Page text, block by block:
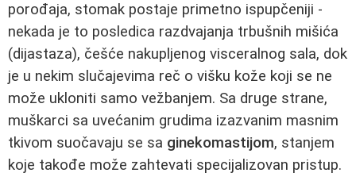
porođaja, stomak postaje primetno ispupčeniji -
nekada je to posledica razdvajanja trbušnih mišića
(dijastaza), češće nakupljenog visceralnog sala, dok
je u nekim slučajevima reč o višku kože koji se ne
može ukloniti samo vežbanjem. Sa druge strane,
muškarci sa uvećanim grudima izazvanim masnim
tkivom suočavaju se sa ginekomastijom, stanjem
koje takođe može zahtevati specijalizovan pristup.